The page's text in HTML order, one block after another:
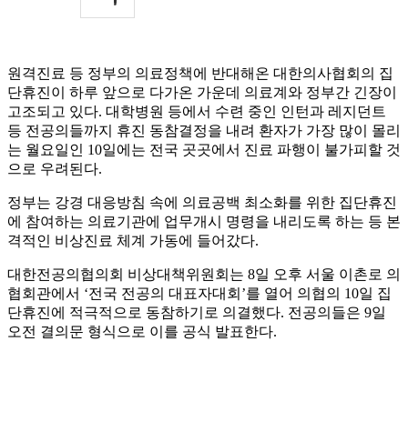
원격진료 등 정부의 의료정책에 반대해온 대한의사협회의 집
단휴진이 하루 앞으로 다가온 가운데 의료계와 정부간 긴장이
고조되고 있다. 대학병원 등에서 수련 중인 인턴과 레지던트
등 전공의들까지 휴진 동참결정을 내려 환자가 가장 많이 몰리
는 월요일인 10일에는 전국 곳곳에서 진료 파행이 불가피할 것
으로 우려된다.
정부는 강경 대응방침 속에 의료공백 최소화를 위한 집단휴진
에 참여하는 의료기관에 업무개시 명령을 내리도록 하는 등 본
격적인 비상진료 체계 가동에 들어갔다.
대한전공의협의회 비상대책위원회는 8일 오후 서울 이촌로 의
협회관에서 ‘전국 전공의 대표자대회’를 열어 의협의 10일 집
단휴진에 적극적으로 동참하기로 의결했다. 전공의들은 9일
오전 결의문 형식으로 이를 공식 발표한다.